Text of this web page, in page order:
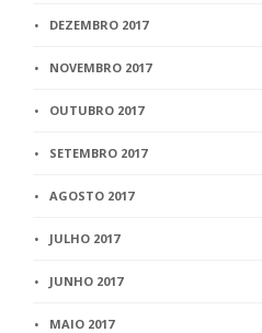
DEZEMBRO 2017
NOVEMBRO 2017
OUTUBRO 2017
SETEMBRO 2017
AGOSTO 2017
JULHO 2017
JUNHO 2017
MAIO 2017